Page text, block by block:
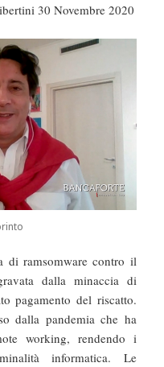
30 Novembre 2020
di ramsomware contro il
dalla minaccia di
pagamento del riscatto.
dalla pandemia che ha
working, rendendo i
informatica. Le